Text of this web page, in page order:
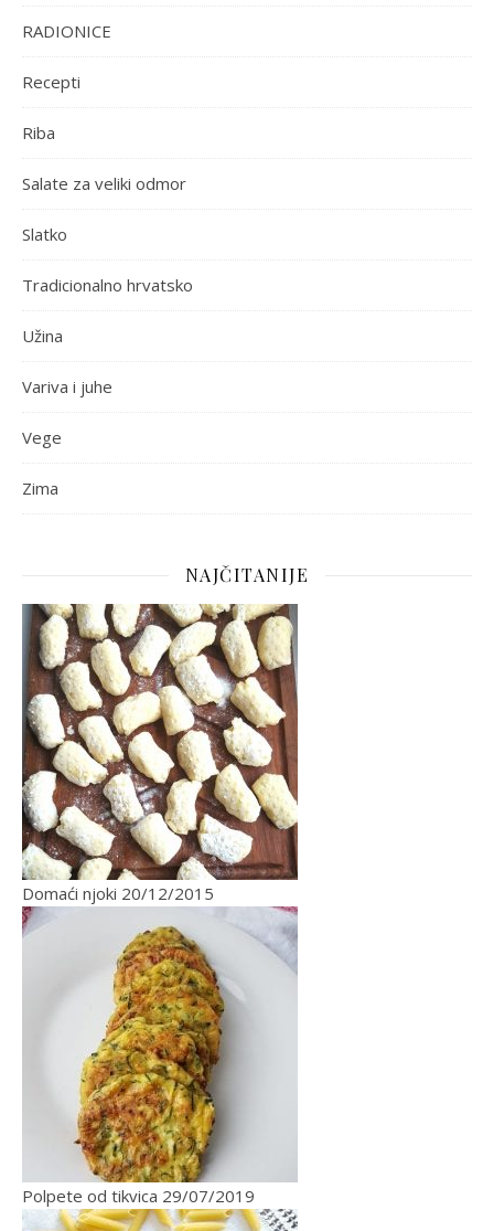
RADIONICE
Recepti
Riba
Salate za veliki odmor
Slatko
Tradicionalno hrvatsko
Užina
Variva i juhe
Vege
Zima
NAJČITANIJE
Domaći njoki 20/12/2015
Polpete od tikvica 29/07/2019